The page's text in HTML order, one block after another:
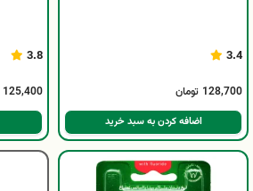
3.4
128,700 تومان
اضافه کردن به سبد خرید
3.8
125,400